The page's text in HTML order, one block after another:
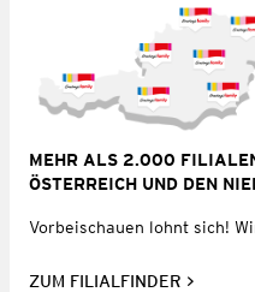
MEHR ALS 2.000
ÖSTERREICH UND DEN
Vorbeischauen lohnt sich!
ZUM FILIALFINDER